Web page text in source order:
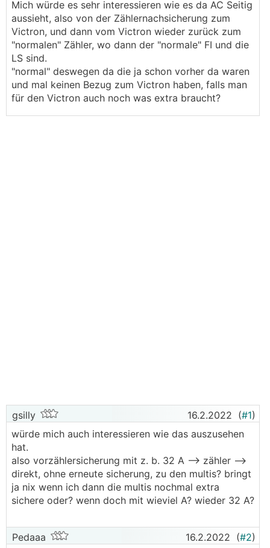
Mich würde es sehr interessieren wie es da AC Seitig
aussieht, also von der Zählernachsicherung zum
Victron, und dann vom Victron wieder zurück zum
"normalen" Zähler, wo dann der "normale" FI und die
LS sind.
"normal" deswegen da die ja schon vorher da waren
und mal keinen Bezug zum Victron haben, falls man
für den Victron auch noch was extra braucht?
gsilly 16.2.2022 (#1)
würde mich auch interessieren wie das auszusehen
hat.
also vorzählersicherung mit z. b. 32 A --> zähler -->
direkt, ohne erneute sicherung, zu den multis? bringt
ja nix wenn ich dann die multis nochmal extra
sichere oder? wenn doch mit wieviel A? wieder 32 A?
Pedaaa 16.2.2022 (#2)